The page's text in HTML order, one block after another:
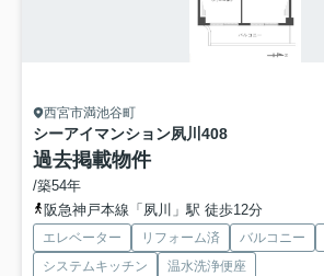
西宮市満池谷町
シーアイマンション夙川 408
過去掲載物件
/築54年
阪急神戸本線「夙川」駅 徒歩12分
エレベーター リフォーム済 バルコニー
システムキッチン
温水洗浄便座